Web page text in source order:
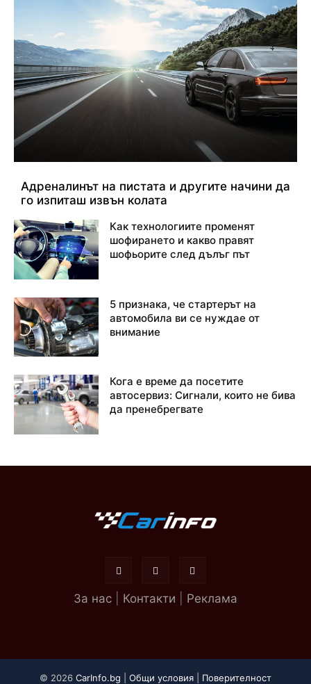
Адреналинът на пистата и другите начини да
го изпиташ извън колата
Как технологиите променят
шофирането и какво правят
шофьорите след дълъг път
5 признака, че стартерът на
автомобила ви се нуждае от
внимание
Кога е време да посетите
автосервиз: Сигнали, които не бива
да пренебрегвате
За нас Контакти Реклама
© 2026 CarInfo.bg Общи условия Поверителност